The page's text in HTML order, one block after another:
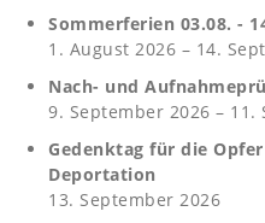
Sommerferien 03.08. -
1. August 2026 – 14.
Nach- und
9. September 2026 – 11.
Gedenktag für die
Deportation
13. September 2026